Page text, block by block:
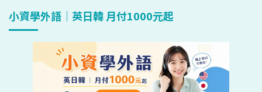
小資學外語｜英日韓 月付1000元起